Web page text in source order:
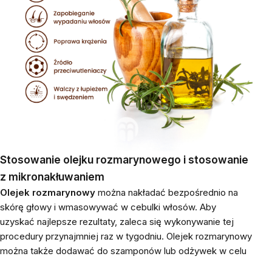
Stosowanie olejku rozmarynowego i stosowanie
z mikronakłuwaniem
Olejek rozmarynowy można nakładać bezpośrednio na
skórę głowy i wmasowywać w cebulki włosów. Aby
uzyskać najlepsze rezultaty, zaleca się wykonywanie tej
procedury przynajmniej raz w tygodniu. Olejek rozmarynowy
można także dodawać do szamponów lub odżywek w celu